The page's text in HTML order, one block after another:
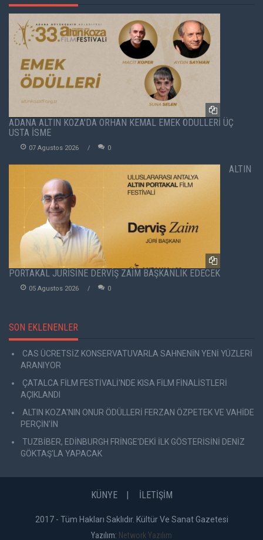
ADANA ALTIN KOZA'DA ORHAN KEMAL EMEK ÖDÜLLERİ ÜÇ
USTA İSME
07 Agustos 2026 0
ALTIN
PORTAKAL JÜRİSİNE DERVİŞ ZAİM BAŞKANLIK EDECEK
05 Agustos 2026 0
SON EKLENENLER
CAS ÜCRETSİZ KONSERVATUVARLA SAHNENİN YENİ YÜZLERİ
ARANIYOR
ÇATALCA FİLM FESTİVALİ'NDE KISA FİLM FİNALİSTLERİ
AÇIKLANDI
ALTIN KOZA'NIN ONUR ÖDÜLLERİ FERZAN ÖZPETEK VE VAHİDE
PERÇİN'İN
TUZBİBER, EDİNBURGH FRİNGE'DEKİ İLK GÖSTERİSİNİ DENİZ
GÖKTAŞ'LA YAPACAK
KÜNYE İLETİŞİM
2017 - Tüm Hakları Saklıdır. Kültür Ve Sanat Gazetesi
Yazılım: Network Yazılım